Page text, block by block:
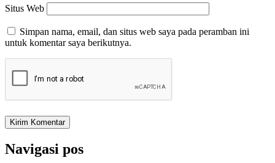
Situs Web
Simpan nama, email, dan situs web saya pada peramban ini
untuk komentar saya berikutnya.
Navigasi pos